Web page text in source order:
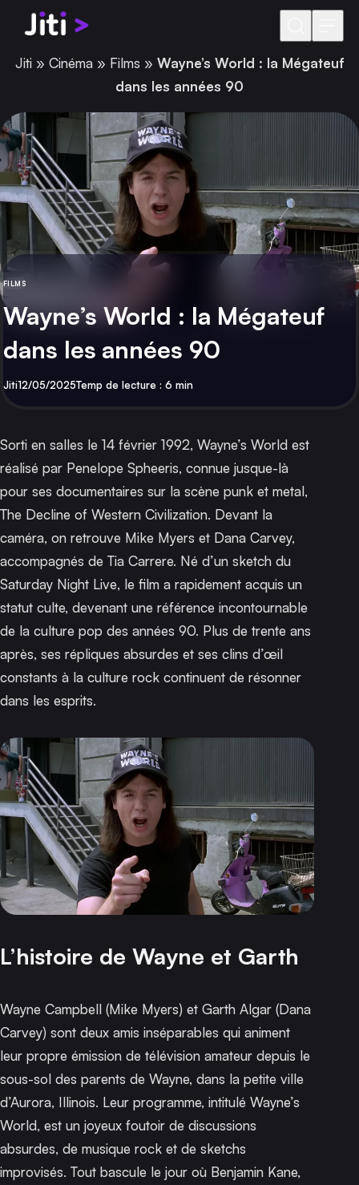
Aller au contenu
Jiti» Cinéma» Films » Wayne’s World : la Mégateuf
dans les années 90
CATÉGORIE
FILMS
Wayne’s World : la Mégateuf
dans les années 90
Par
JitiPublié
12/05/2025Temp de lecture : 6 min
Sorti en salles le 14 février 1992, Wayne’s World est
réalisé par Penelope Spheeris, connue jusque-là
pour ses documentaires sur la scène punk et metal,
The Decline of Western Civilization. Devant la
caméra, on retrouve Mike Myers et Dana Carvey,
accompagnés de Tia Carrere. Né d’un sketch du
Saturday Night Live, le film a rapidement acquis un
statut culte, devenant une référence incontournable
de la culture pop des années 90. Plus de trente ans
après, ses répliques absurdes et ses clins d’œil
constants à la culture rock continuent de résonner
dans les esprits.
L’histoire de Wayne et Garth
Wayne Campbell (Mike Myers) et Garth Algar (Dana
Carvey) sont deux amis inséparables qui animent
leur propre émission de télévision amateur depuis le
sous-sol des parents de Wayne, dans la petite ville
d’Aurora, Illinois. Leur programme, intitulé Wayne’s
World, est un joyeux foutoir de discussions
absurdes, de musique rock et de sketchs
improvisés. Tout bascule le jour où Benjamin Kane,